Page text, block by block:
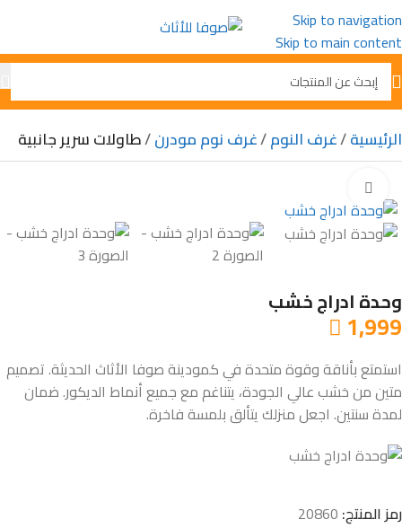
Skip to navigation
Skip to main content
الرئيسية غرف النوم غرف نوم مودرن طاولات سرير جانبية
وحدة ادراج خشب
 1,999
استمتع بأناقة وقوة متحدة في كمودينة صوفا الأثاث الحديثة. تصميم
متين من خشب عالي الجودة، يتناغم مع جميع أنماط الديكور. ضمان
لمدة سنتين. اجعل منزلك يتألق بلمسة فاخرة.
رمز المنتج: 20860